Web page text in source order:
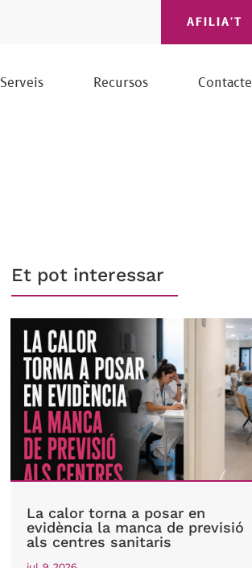
AFILIA'T
Serveis Recursos Contacte
Et pot interessar
La calor torna a posar en
evidència la manca de previsió
als centres sanitaris